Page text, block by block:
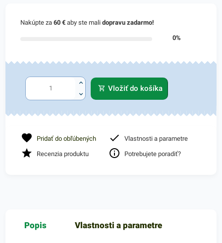
Nakúpte za60 € aby ste malidopravu zadarmo!
0%
Vložiť do košíka
Pridať do obľúbených Vlastnosti a parametre
Recenzia produktu Potrebujete poradiť?
Popis Vlastnosti a parametre